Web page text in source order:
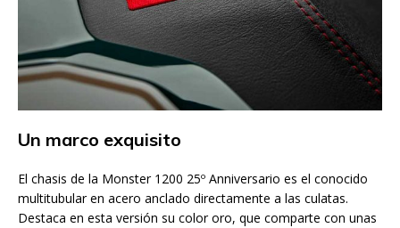
Un marco exquisito
El chasis de la Monster 1200 25º Anniversario es el conocido
multitubular en acero anclado directamente a las culatas.
Destaca en esta versión su color oro, que comparte con unas